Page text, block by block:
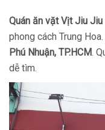
Quán ăn vặt Vịt Jiu Jiu
phong cách Trung
Phú Nhuận, TP.HCM.
dễ tìm.